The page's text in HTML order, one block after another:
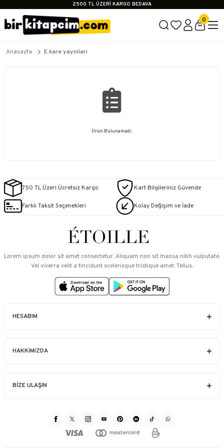
2500 TL ÜZERİ KARGO BEDAVA
İçerik #3
İçerik #4
0
Anasayfa E kare yayınları
Ürün Bulunamadı.
750 TL Üzeri Ücretsiz Kargo Kart Bilgileriniz Güvende
Farklı Taksit Seçenekleri Kolay Değişim ve İade
HESABIM
HAKKIMIZDA
BİZE ULAŞIN
Lorem ipsum dolor sit amet consectetur. Aliquam non sit massa nibh vulputate.
Vel viverra velit a tincidunt scelerisque tristique amet. Tellus.